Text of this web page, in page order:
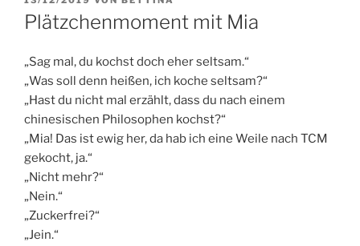
AM
Plätzchenmoment mit Mia
„Sag mal, du kochst doch eher seltsam.“
„Was soll denn heißen, ich koche seltsam?“
„Hast du nicht mal erzählt, dass du nach einem
chinesischen Philosophen kochst?“
„Mia! Das ist ewig her, da hab ich eine Weile nach TCM
gekocht, ja.“
„Nicht mehr?“
„Nein.“
„Zuckerfrei?“
„Jein.“